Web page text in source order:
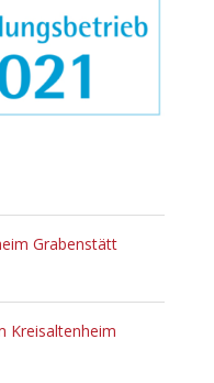
Grabenstätt
Kreisaltenheim